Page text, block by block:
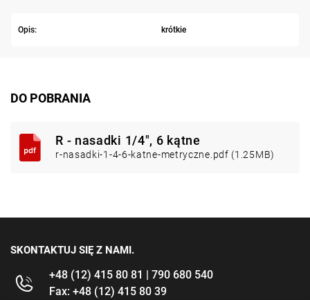
Opis: krótkie
DO POBRANIA
R - nasadki 1/4", 6 kątne
r-nasadki-1-4-6-katne-metryczne.pdf (1.25MB)
SKONTAKTUJ SIĘ Z NAMI.
+48 (12) 415 80 81 | 790 680 540
Fax: +48 (12) 415 80 39